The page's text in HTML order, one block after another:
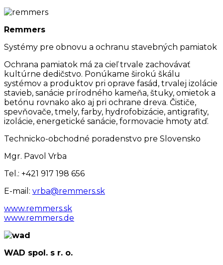
Remmers
Systémy pre obnovu a ochranu stavebných pamiatok
Ochrana pamiatok má za cieľ trvale zachovávať
kultúrne dedičstvo. Ponúkame širokú škálu
systémov a produktov pri oprave fasád, trvalej izolácie
stavieb, sanácie prírodného kameňa, štuky, omietok a
betónu rovnako ako aj pri ochrane dreva. Čističe,
spevňovače, tmely, farby, hydrofobizácie, antigrafity,
izolácie, energetické sanácie, formovacie hmoty atď.
Technicko-obchodné poradenstvo pre Slovensko
Mgr. Pavol Vrba
Tel.: +421 917 198 656
E-mail: vrba@remmers.sk
www.remmers.sk
www.remmers.de
WAD spol. s r. o.